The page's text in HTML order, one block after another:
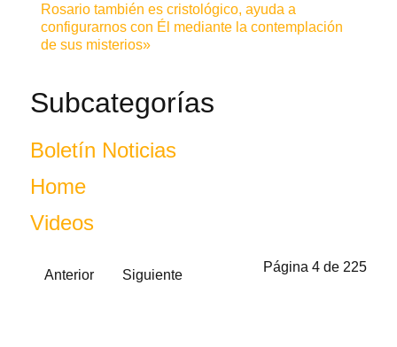
Rosario también es cristológico, ayuda a
configurarnos con Él mediante la contemplación
de sus misterios»
Subcategorías
Boletín Noticias
Home
Videos
Página 4 de 225
Anterior Siguiente